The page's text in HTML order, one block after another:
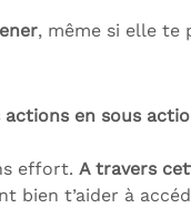
, même si elle te
actions en sous
effort. A travers
bien t’aider à